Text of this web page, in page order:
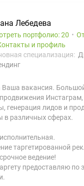
Лебедева
портфолио: 20
и профиль
специализация:
Ваша вакансия.
Инстаграм,
генерация лидов и
в различных сферах.
таргетированной
ведение!
предоставляю по